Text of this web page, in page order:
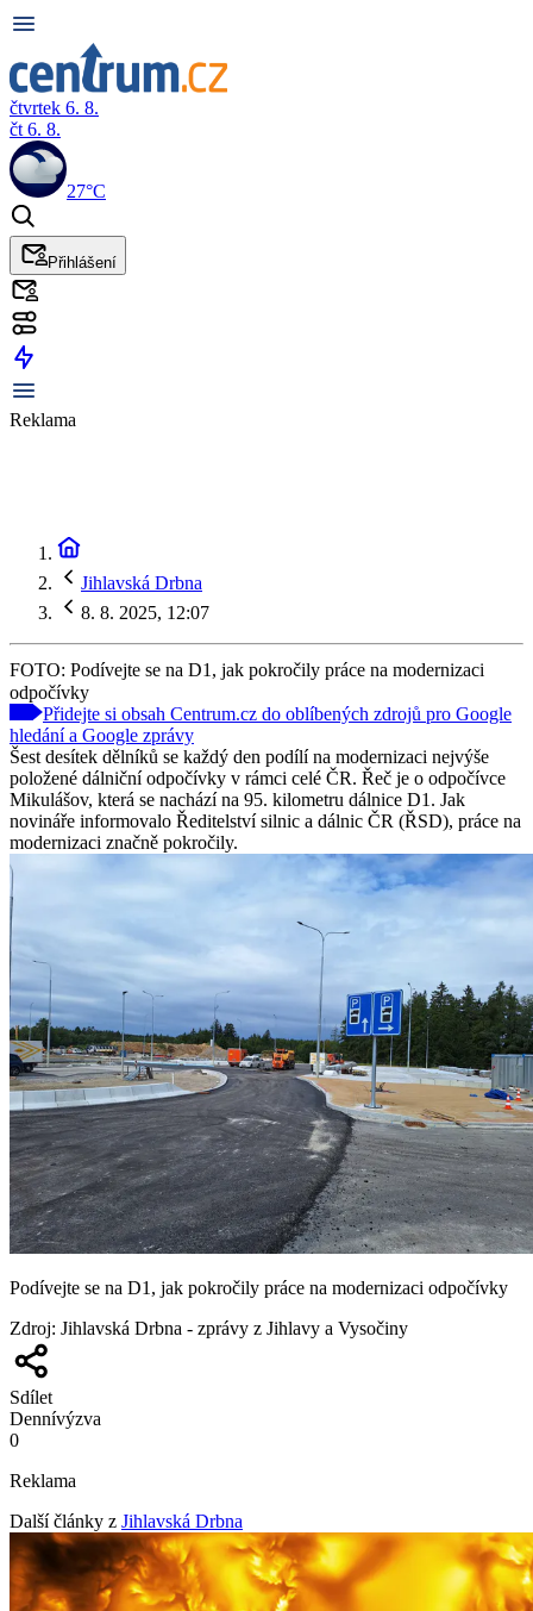
čtvrtek 6. 8.
čt 6. 8.
27°C
Přihlášení
Reklama
Jihlavská Drbna
8. 8. 2025, 12:07
FOTO: Podívejte se na D1, jak pokročily práce na modernizaci
odpočívky
Přidejte si obsah Centrum.cz do oblíbených zdrojů pro Google
hledání a Google zprávy
Šest desítek dělníků se každý den podílí na modernizaci nejvýše
položené dálniční odpočívky v rámci celé ČR. Řeč je o odpočívce
Mikulášov, která se nachází na 95. kilometru dálnice D1. Jak
novináře informovalo Ředitelství silnic a dálnic ČR (ŘSD), práce na
modernizaci značně pokročily.
Podívejte se na D1, jak pokročily práce na modernizaci odpočívky
Zdroj: Jihlavská Drbna - zprávy z Jihlavy a Vysočiny
Sdílet
Dennívýzva
0
Reklama
Další články z Jihlavská Drbna